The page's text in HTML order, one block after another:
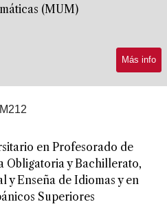
(MUM)
Más info
M212
en Profesorado de
Obligatoria y Bachillerato,
y Enseña de Idiomas y en
Superiores